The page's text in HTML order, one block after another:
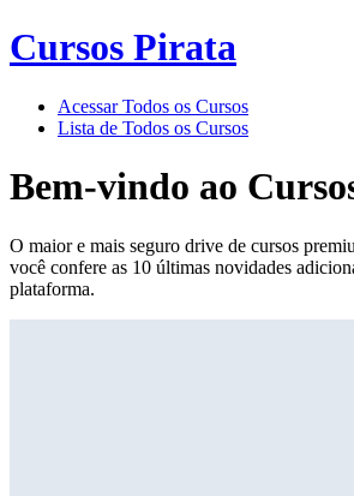
Cursos Pirata
Acessar Todos os Cursos
Lista de Todos os Cursos
Bem-vindo ao
O maior e mais seguro drive de cursos
você confere as 10 últimas novidades
plataforma.